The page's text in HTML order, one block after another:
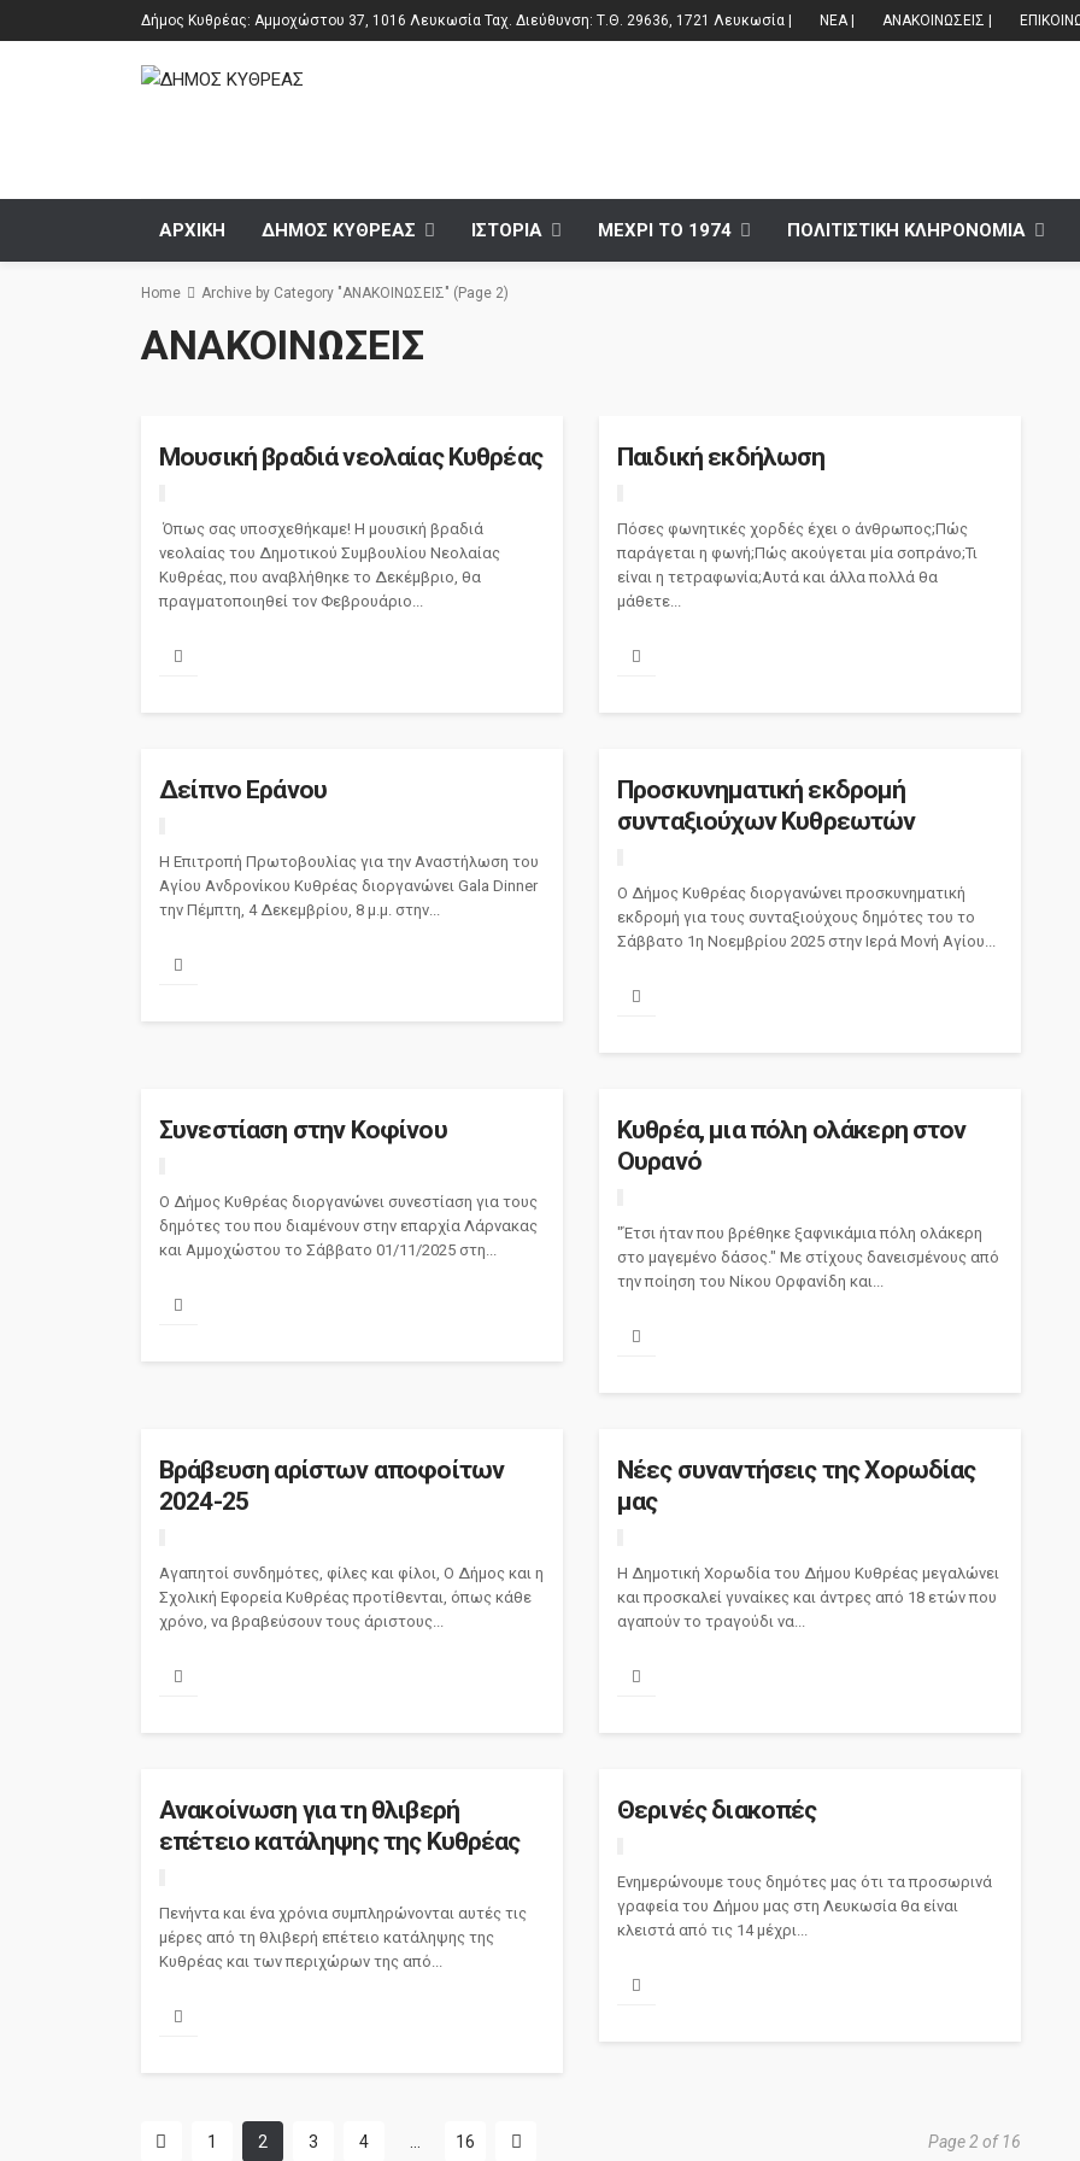
Δήμος Κυθρέας: Αμμοχώστου 37, 1016 Λευκωσία Ταχ. Διεύθυνση: Τ.Θ. 29636, 1721 Λευκωσία | ΝΕΑ | ΑΝΑΚΟΙΝΩΣΕΙΣ |
ΑΡΧΙΚΗ ΔΗΜΟΣ ΚΥΘΡΕΑΣ ΙΣΤΟΡΙΑ ΜΕΧΡΙ ΤΟ 1974 ΠΟΛΙΤΙΣΤΙΚΗ ΚΛΗΡΟΝΟΜΙΑ
Home Archive by Category "ΑΝΑΚΟΙΝΩΣΕΙΣ" (Page 2)
ΑΝΑΚΟΙΝΩΣΕΙΣ
Μουσική βραδιά νεολαίας Κυθρέας
Όπως σας υποσχεθήκαμε! Η μουσική βραδιά
νεολαίας του Δημοτικού Συμβουλίου Νεολαίας
Κυθρέας, που αναβλήθηκε το Δεκέμβριο, θα
πραγματοποιηθεί τον Φεβρουάριο...
Παιδική εκδήλωση
Πόσες φωνητικές χορδές έχει ο άνθρωπος;Πώς
παράγεται η φωνή;Πώς ακούγεται μία σοπράνο;Τι
είναι η τετραφωνία;Αυτά και άλλα πολλά θα
μάθετε...
Δείπνο Εράνου
Η Επιτροπή Πρωτοβουλίας για την Αναστήλωση του
Αγίου Ανδρονίκου Κυθρέας διοργανώνει Gala Dinner
την Πέμπτη, 4 Δεκεμβρίου, 8 μ.μ. στην...
Προσκυνηματική εκδρομή
συνταξιούχων Κυθρεωτών
Ο Δήμος Κυθρέας διοργανώνει προσκυνηματική
εκδρομή για τους συνταξιούχους δημότες του το
Σάββατο 1η Νοεμβρίου 2025 στην Ιερά Μονή Αγίου...
Συνεστίαση στην Κοφίνου
Ο Δήμος Κυθρέας διοργανώνει συνεστίαση για τους
δημότες του που διαμένουν στην επαρχία Λάρνακας
και Αμμοχώστου το Σάββατο 01/11/2025 στη...
Κυθρέα, μια πόλη ολάκερη στον
Ουρανό
"Έτσι ήταν που βρέθηκε ξαφνικάμια πόλη ολάκερη
στο μαγεμένο δάσος." Με στίχους δανεισμένους από
την ποίηση του Νίκου Ορφανίδη και...
Βράβευση αρίστων αποφοίτων
2024-25
Αγαπητοί συνδημότες, φίλες και φίλοι, Ο Δήμος και η
Σχολική Εφορεία Κυθρέας προτίθενται, όπως κάθε
χρόνο, να βραβεύσουν τους άριστους...
Νέες συναντήσεις της Χορωδίας
μας
Η Δημοτική Χορωδία του Δήμου Κυθρέας μεγαλώνει
και προσκαλεί γυναίκες και άντρες από 18 ετών που
αγαπούν το τραγούδι να...
Ανακοίνωση για τη θλιβερή
επέτειο κατάληψης της Κυθρέας
Πενήντα και ένα χρόνια συμπληρώνονται αυτές τις
μέρες από τη θλιβερή επέτειο κατάληψης της
Κυθρέας και των περιχώρων της από...
Θερινές διακοπές
Ενημερώνουμε τους δημότες μας ότι τα προσωρινά
γραφεία του Δήμου μας στη Λευκωσία θα είναι
κλειστά από τις 14 μέχρι...
1 2 3 4 16 Page 2 of 16